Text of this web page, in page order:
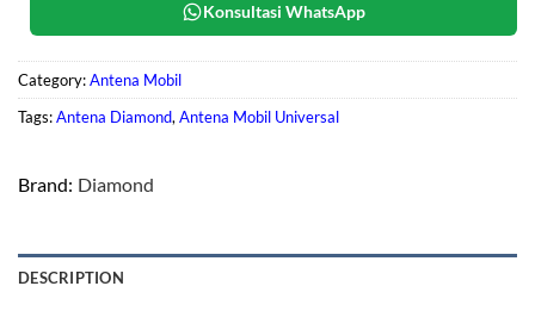
Konsultasi WhatsApp
Category:Antena Mobil
Tags:Antena Diamond, Antena Mobil Universal
Brand: Diamond
DESCRIPTION